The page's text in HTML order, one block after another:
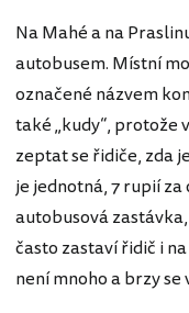
Na Mahé a na
autobusem. Místní
označené názvem
také „kudy“, protože
zeptat se řidiče, zda
je jednotná, 7 rupií za
autobusová
často zastaví řidič i
není mnoho a brzy